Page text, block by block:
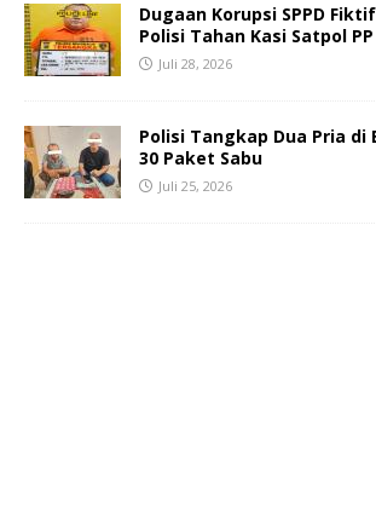
Dugaan Korupsi SPPD
Polisi Tahan Kasi Satpol
Juli 28, 2026
Polisi Tangkap Dua Pria di
30 Paket Sabu
Juli 25, 2026